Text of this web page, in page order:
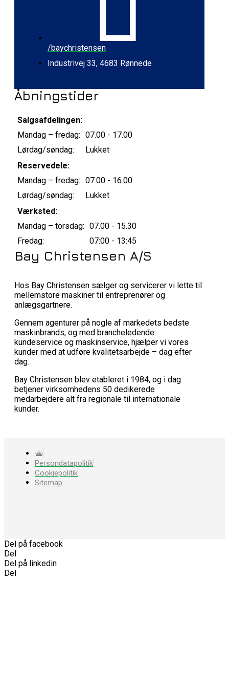
/baychristensen
Industrivej 33, 4683 Rønnede
Åbningstider
Salgsafdelingen:
Mandag – fredag: 07.00 - 17.00
Lørdag/søndag:
Lukket
Reservedele:
Mandag – fredag: 07.00 - 16.00
Lørdag/søndag:
Lukket
Værksted:
Mandag – torsdag: 07.00 - 15.30
Fredag:
07:00 - 13:45
Bay Christensen A/S
Hos Bay Christensen sælger og servicerer vi lette til
mellemstore maskiner til entreprenører og
anlægsgartnere.
Gennem agenturer på nogle af markedets bedste
maskinbrands, og med brancheledende
kundeservice og maskinservice, hjælper vi vores
kunder med at udføre kvalitetsarbejde – dag efter
dag.
Bay Christensen blev etableret i 1984, og i dag
betjener virksomhedens 50 dedikerede
medarbejdere alt fra regionale til internationale
kunder.
Persondatapolitik
Cookiepolitik
Sitemap
Del på facebook
Del
Del på linkedin
Del